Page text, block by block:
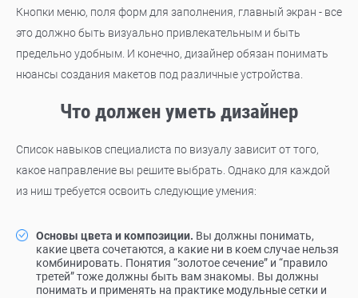
Кнопки меню, поля форм для заполнения, главный экран - все
это должно быть визуально привлекательным и быть
предельно удобным. И конечно, дизайнер обязан понимать
нюансы создания макетов под различные устройства.
Что должен уметь дизайнер
Список навыков специалиста по визуалу зависит от того,
какое направление вы решите выбрать. Однако для каждой
из ниш требуется освоить следующие умения:
Основы цвета и композиции. Вы должны понимать,
какие цвета сочетаются, а какие ни в коем случае нельзя
комбинировать. Понятия “золотое сечение” и “правило
третей” тоже должны быть вам знакомы. Вы должны
понимать и применять на практике модульные сетки и